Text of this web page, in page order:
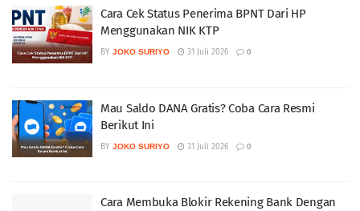
Cara Cek Status Penerima BPNT Dari HP
Menggunakan NIK KTP
BY JOKO SURIYO 31 Juli 2026 0
Mau Saldo DANA Gratis? Coba Cara Resmi
Berikut Ini
BY JOKO SURIYO 31 Juli 2026 0
Cara Membuka Blokir Rekening Bank Dengan